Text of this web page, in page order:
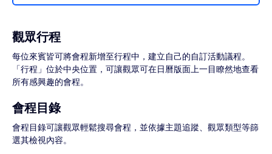
觀眾行程
每位來賓皆可將會程新增至行程中，建立自己的自訂活動議程。
「行程」位於中央位置，可讓觀眾可在日曆版面上一目瞭然地查看
所有感興趣的會程。
會程目錄
會程目錄可讓觀眾輕鬆搜尋會程，並依據主題追蹤、觀眾類型等篩
選其檢視內容。